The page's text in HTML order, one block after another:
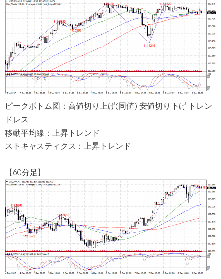
ピークボトム図：高値切り上げ(同値) 安値切り下げ トレン
ドレス
移動平均線：上昇トレンド
ストキャスティクス：上昇トレンド
【60分足】